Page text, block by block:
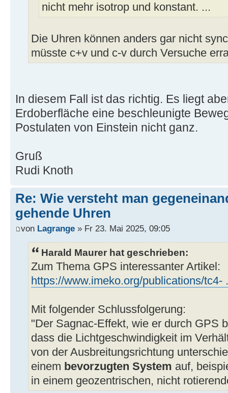
nicht mehr isotrop und konstant. ...
Die Uhren können anders gar nicht
müsste c+v und c-v durch Versuche
In diesem Fall ist das richtig. Es liegt
Erdoberfläche eine beschleunigte
Postulaten von Einstein nicht ganz.
Gruß
Rudi Knoth
Re: Wie versteht man
gehende Uhren
von Lagrange » Fr 23. Mai 2025, 09:05
Harald Maurer hat geschrieben:
Zum Thema GPS interessanter Artikel:
https://www.imeko.org/publications/tc4-
Mit folgender Schlussfolgerung:
"Der Sagnac-Effekt, wie er durch GPS
dass die Lichtgeschwindigkeit im
von der Ausbreitungsrichtung
einem bevorzugten System auf,
in einem geozentrischen, nicht